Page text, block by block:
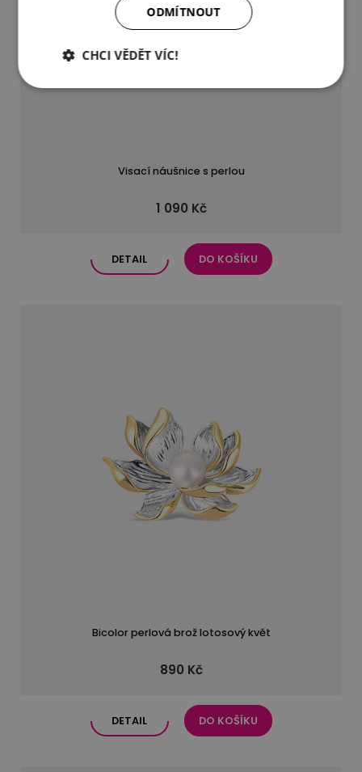
Visací náušnice s perlou
1 090 Kč
DETAIL DO KOŠÍKU
Bicolor perlová brož lotosový květ
890 Kč
DETAIL DO KOŠÍKU
ODMÍTNOUT
CHCI VĚDĚT VÍC!